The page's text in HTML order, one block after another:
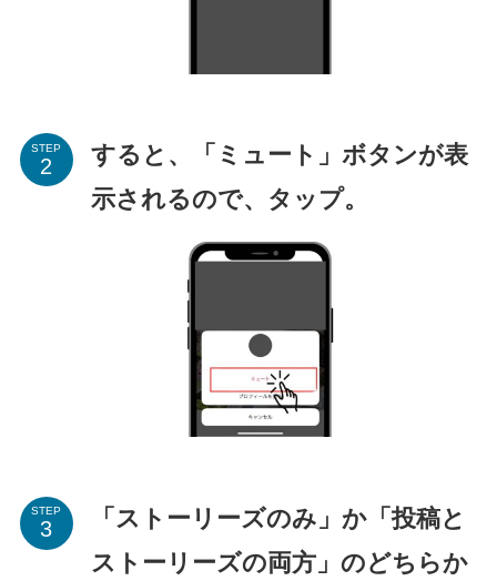
STEP
すると、「ミュート」ボタンが表
示されるので、タップ。
STEP
「ストーリーズのみ」か「投稿と
ストーリーズの両方」のどちらか